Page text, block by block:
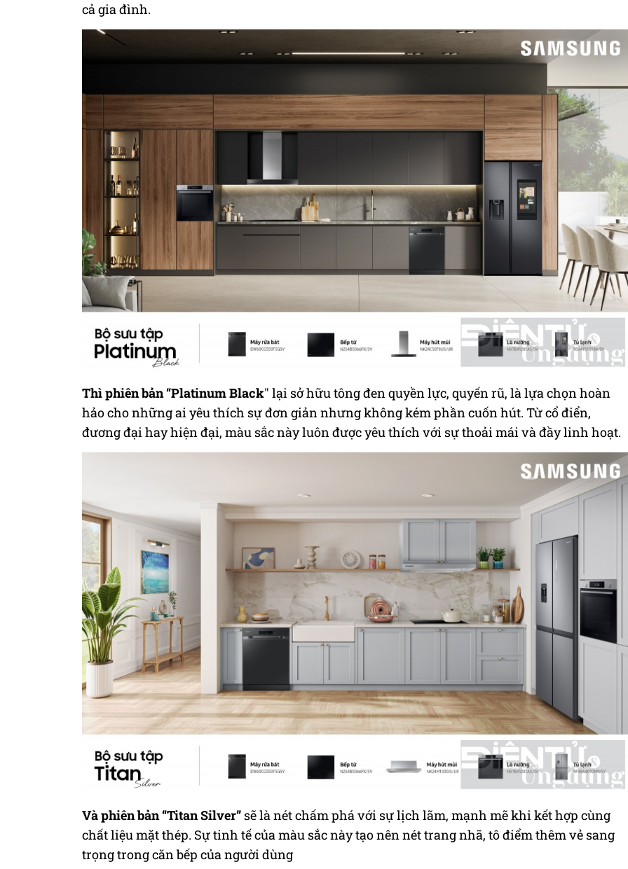
cả gia đình.
Thìphiên bản “Platinum Black" lại sở hữu tông đen quyền lực, quyến rũ, là lựa chọn hoàn
hảo cho những ai yêu thích sự đơn giản nhưng không kém phần cuốn hút. Từ cổ điển,
đương đại hay hiện đại, màu sắc này luôn được yêu thích với sự thoải mái và đầy linh hoạt.
Vàphiên bản “Titan Silver” sẽ lànét chấm phá với sự lịch lãm, mạnh mẽ khi kết hợp cùng
chất liệu mặt thép. Sự tinh tế của màu sắc này tạo nên nét trang nhã, tô điểm thêm vẻ sang
trọng trong căn bếp của người dùng